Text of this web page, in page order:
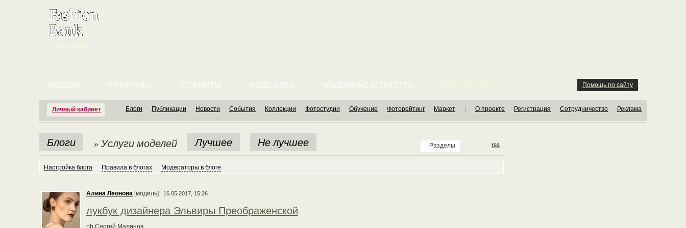
Личный кабинет
МОДЕЛИ ФОТОГРАФЫ СТИЛИСТЫ МОДЕЛЬЕРЫ МОДЕЛЬНЫЕ АГЕНТСТВА Помощь по сайту
Блоги Публикации Новости События Коллекции Фотостудии Обучение Фоторейтинг Маркет О проекте Регистрация Сотрудничество Реклама
Разделы rss
Блоги » Услуги моделей Лучшее Не лучшее
Настройка блога Правила в блогах Модераторы в блоге
Алина Леонова [модель] 16.05.2017, 15:26
лукбук дизайнера Эльвиры Преображенской
ph Сергей Малинов